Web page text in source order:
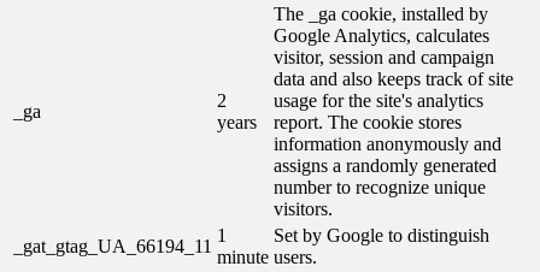
_ga
2
years
The _ga cookie, installed by
Google Analytics, calculates
visitor, session and campaign
data and also keeps track of site
usage for the site's analytics
report. The cookie stores
information anonymously and
assigns a randomly generated
number to recognize unique
visitors.
_gat_gtag_UA_66194_11
1
minute
Set by Google to distinguish
users.